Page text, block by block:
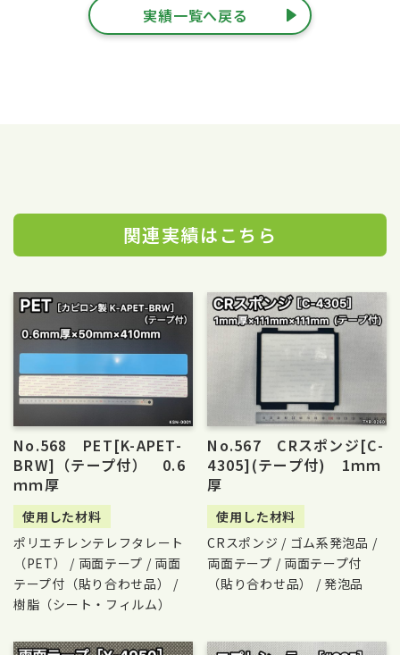
実績一覧へ戻る
関連実績はこちら
No.568 PET[K-APET-
BRW]（テープ付） 0.6
ｍｍ厚
使用した材料
ポリエチレンテレフタレート
（PET） / 両面テープ / 両面
テープ付（貼り合わせ品） /
樹脂（シート・フィルム）
No.567 CRスポンジ[C-
4305](テープ付) 1ｍｍ
厚
使用した材料
CRスポンジ / ゴム系発泡品 /
両面テープ / 両面テープ付
（貼り合わせ品） / 発泡品